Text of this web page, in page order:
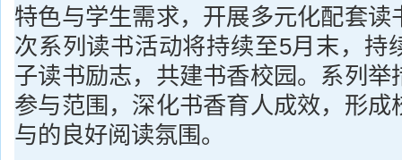
特色与学生需求，开展多元化配套读
次系列读书活动将持续至5月末，持
子读书励志，共建书香校园。系列举
参与范围，深化书香育人成效，形成
与的良好阅读氛围。